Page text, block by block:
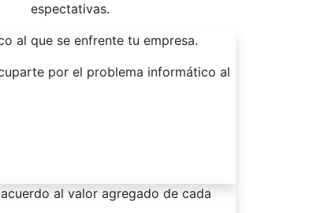
espectativas.
al que se enfrente tu empresa.
por el problema informático al
al valor agregado de cada